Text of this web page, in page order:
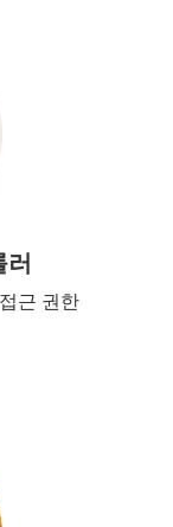
러
근 권한